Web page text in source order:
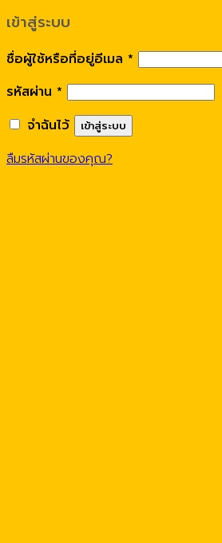
เข้าสู่ระบบ
ชื่อผู้ใช้หรือที่อยู่อีเมล *
รหัสผ่าน *
จำฉันไว้
เข้าสู่ระบบ
ลืมรหัสผ่านของคุณ?